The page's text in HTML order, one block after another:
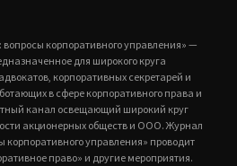
корпоративного управления» —
для широкого круга
корпоративных секретарей и
в сфере корпоративного права и
канал освещающий широкий круг
акционерных обществ и ООО. Журнал
корпоративного управления» проводит
право» и другие мероприятия.